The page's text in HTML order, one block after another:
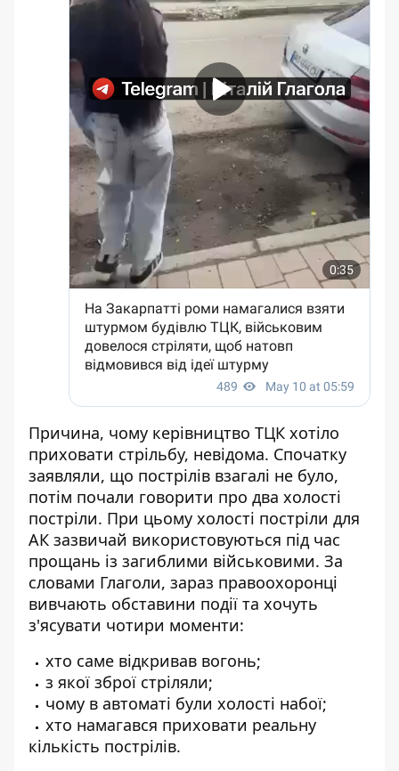
Причина, чому керівництво ТЦК хотіло
приховати стрільбу, невідома. Спочатку
заявляли, що пострілів взагалі не було,
потім почали говорити про два холості
постріли. При цьому холості постріли для
АК зазвичай використовуються під час
прощань із загиблими військовими. За
словами Глаголи, зараз правоохоронці
вивчають обставини події та хочуть
з'ясувати чотири моменти:
хто саме відкривав вогонь;
з якої зброї стріляли;
чому в автоматі були холості набої;
хто намагався приховати реальну
кількість пострілів.